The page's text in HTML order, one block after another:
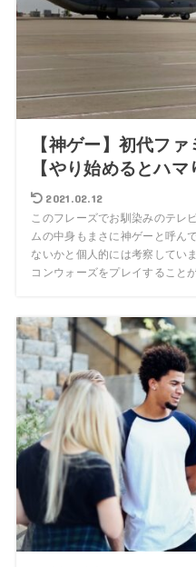
【神ゲー】初代フ
【やり始めるとハマ
2021.02.12
このフレーズでお馴染みのテレ
ムの中身もまさに神ゲーと呼ん
ないかと個人的には考察してい
コンウォーズをプレイすること